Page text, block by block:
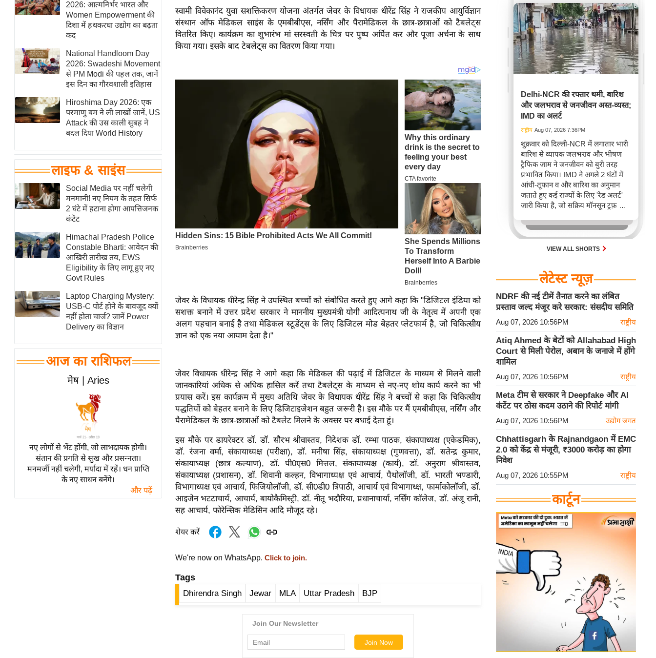
न्यूज ब्रीफ
मनोरंजन जगत
बॉलीवुड
हॉलीवुड
फिल्म समीक्षा
Breaking
News
लाइफस्टाइल
टेक्नॉलॉजी
घरेलू नुस्खे
पर्यटन स्थल
फिटनेस मंत्रा
रिलेशनशिप
राजनीति
विश्लेषण
समसामयिक
मातृभूमि
एम.
आर.
आई.
समीक्षा
धर्म
ज्योतिष
त्योहार
राशिफल
विशेष
2026: आत्मनिर्भर भारत और
Women Empowerment की
दिशा में हथकरघा उद्योग का बढ़ता
कद
National Handloom Day
2026: Swadeshi Movement
से PM Modi की पहल तक, जानें
इस दिन का गौरवशाली इतिहास
Hiroshima Day 2026: एक
परमाणु बम ने ली लाखों जानें, US
Attack की उस काली सुबह ने
बदल दिया World History
लाइफ & साइंस
Social Media पर नहीं चलेगी
मनमानी! नए नियम के तहत सिर्फ
2 घंटे में हटाना होगा आपत्तिजनक
कंटेंट
Himachal Pradesh Police
Constable Bharti: आवेदन की
आखिरी तारीख तय, EWS
Eligibility के लिए लागू हुए नए
Govt Rules
Laptop Charging Mystery:
USB-C पोर्ट होने के बावजूद क्यों
नहीं होता चार्ज? जानें Power
Delivery का विज्ञान
आज का राशिफल
मेष | Aries
नए लोगों से भेंट होंगी, जो लाभदायक होगी।
संतान की प्रगति से सुख और प्रसन्नता।
मनमर्जी नहीं चलेगी, मर्यादा में रहें। धन प्राप्ति
के नए साधन बनेंगे।
और पढ़ें
स्वामी विवेकानंद युवा सशक्तिकरण योजना अंतर्गत जेवर के विधायक धीरेंद्र सिंह ने राजकीय आयुर्विज्ञान
संस्थान ऑफ मेडिकल साइंस के एमबीबीएस, नर्सिंग और पैरामेडिकल के छात्र-छात्राओं को टैबलेट्स
वितरित किए। कार्यक्रम का शुभारंभ मां सरस्वती के चित्र पर पुष्प अर्पित कर और पूजा अर्चना के साथ
किया गया। इसके बाद टेबलेट्स का वितरण किया गया।
जेवर के विधायक धीरेन्द्र सिंह ने उपस्थित बच्चों को संबोधित करते हुए आगे कहा कि "डिजिटल इंडिया को
सशक्त बनाने में उत्तर प्रदेश सरकार ने माननीय मुख्यमंत्री योगी आदित्यनाथ जी के नेतृत्व में अपनी एक
अलग पहचान बनाई है तथा मेडिकल स्टूडेंट्स के लिए डिजिटल मोड बेहतर प्लेटफार्म है, जो चिकित्सीय
ज्ञान को एक नया आयाम देता है।"
जेवर विधायक धीरेन्द्र सिंह ने आगे कहा कि मेडिकल की पढ़ाई में डिजिटल के माध्यम से मिलने वाली
जानकारियां अधिक से अधिक हासिल करें तथा टैबलेट्स के माध्यम से नए-नए शोध कार्य करने का भी
प्रयास करें। इस कार्यक्रम में मुख्य अतिथि जेवर के विधायक धीरेंद्र सिंह ने बच्चों से कहा कि चिकित्सीय
पद्धतियों को बेहतर बनाने के लिए डिजिटाइजेशन बहुत जरूरी है। इस मौके पर मैं एमबीबीएस, नर्सिंग और
पैरामेडिकल के छात्र-छात्राओं को टैबलेट मिलने के अवसर पर बधाई देता हूं।
इस मौके पर डायरेक्टर डॉ. डॉ. सौरभ श्रीवास्तव, निदेशक डॉ. रम्भा पाठक, संकायाध्यक्ष (एकेडमिक),
डॉ. रंजना वर्मा, संकायाध्यक्ष (परीक्षा), डॉ. मनीषा सिंह, संकायाध्यक्ष (गुणवत्ता), डॉ. सतेन्द्र कुमार,
संकायाध्यक्ष (छात्र कल्याण), डॉ. पी0एस0 मित्तल, संकायाध्यक्ष (कार्य), डॉ. अनुराग श्रीवास्तव,
संकायाध्यक्ष (प्रशासन), डॉ. शिवानी कल्हन, विभागाध्यक्ष एवं आचार्य, पैथोलॉजी, डॉ. भारती भण्डारी,
विभागाध्यक्ष एवं आचार्य, फिजियोलॉजी, डॉ. सी0डी0 त्रिपाठी, आचार्य एवं विभागाध्क्ष, फार्माकोलॉजी, डॉ.
आइजेन भटटाचार्य, आचार्य, बायोकैमिस्ट्री, डॉ. नीतू भदौरिया, प्रधानाचार्या, नर्सिंग कॉलेज, डॉ. अंजू रानी,
सह आचार्य, फोरेन्सिक मेडिसिन आदि मौजूद रहे।
शेयर करें
We're now on WhatsApp. Click to join.
Tags
Dhirendra Singh Jewar MLA Uttar Pradesh BJP
Delhi-NCR की रफ्तार थमी, बारिश
और जलभराव से जनजीवन अस्त-व्यस्त;
IMD का अलर्ट
राष्ट्रीय Aug 07, 2026 7:36PM
शुक्रवार को दिल्ली-NCR में लगातार भारी
बारिश से व्यापक जलभराव और भीषण
ट्रैफिक जाम ने जनजीवन को बुरी तरह
प्रभावित किया। IMD ने अगले 2 घंटों में
आंधी-तूफान व और बारिश का अनुमान
जताते हुए कई राज्यों के लिए 'रेड अलर्ट'
जारी किया है, जो सक्रिय मॉनसून ट्रफ़ और
जिससे यातायात बाधित होने के साथ-साथ
सफदरजंग अस्पताल में भी जलभराव की
स्थिति बनी।VIEW ALL SHORTS
लेटेस्ट न्यूज़
NDRF की नई टीमें तैनात करने का लंबित
प्रस्ताव जल्द मंजूर करे सरकार: संसदीय समिति
Aug 07, 2026 10:56PM राष्ट्रीय
Atiq Ahmed के बेटों को Allahabad High
Court से मिली पेरोल, अबान के जनाजे में होंगे
शामिल
Aug 07, 2026 10:56PM राष्ट्रीय
Meta टीम से सरकार ने Deepfake और AI
कंटेंट पर ठोस कदम उठाने की रिपोर्ट मांगी
Aug 07, 2026 10:56PM उद्योग जगत
Chhattisgarh के Rajnandgaon में EMC
2.0 को केंद्र से मंजूरी, ₹3000 करोड़ का होगा
निवेश
Aug 07, 2026 10:55PM राष्ट्रीय
कार्टून